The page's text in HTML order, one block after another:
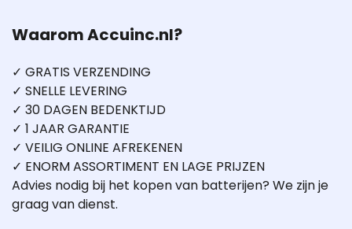
Waarom Accuinc.nl?
✓ GRATIS VERZENDING
✓ SNELLE LEVERING
✓ 30 DAGEN BEDENKTIJD
✓ 1 JAAR GARANTIE
✓ VEILIG ONLINE AFREKENEN
✓ ENORM ASSORTIMENT EN LAGE PRIJZEN
Advies nodig bij het kopen van batterijen? We zijn je
graag van dienst.